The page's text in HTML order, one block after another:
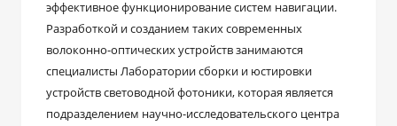
эффективное функционирование систем навигации.
Разработкой и созданием таких современных
волоконно-оптических устройств занимаются
специалисты Лаборатории сборки и юстировки
устройств световодной фотоники, которая является
подразделением научно-исследовательского центра